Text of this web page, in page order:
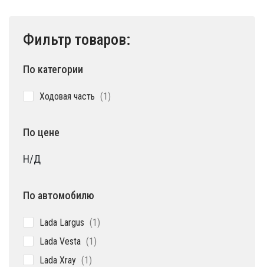
Фильтр товаров:
По категории
Ходовая часть 11
По цене
Н/Д
По автомобилю
Lada Largus 11
Lada Vesta 1 1
Lada Xray 1 1